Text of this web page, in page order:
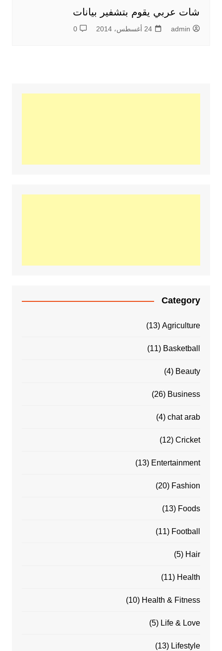
شات عربي يقوم بتشفير بيانات
admin 24 أغسطس، 2014 0
Category
Agriculture
(13)
Basketball
(11)
Beauty
(4)
Business
(26)
chat arab
(4)
Cricket
(12)
Entertainment
(13)
Fashion
(20)
Foods
(13)
Football
(11)
Hair
(5)
Health
(11)
Health & Fitness
(10)
Life & Love
(5)
Lifestyle
(13)